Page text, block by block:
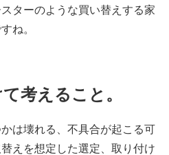
ターのような買い替えする家
ね。
考えること。
は壊れる、不具合が起こる可
えを想定した選定、取り付け